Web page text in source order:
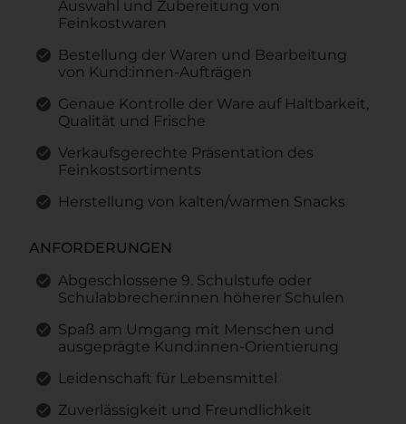
Auswahl und Zubereitung von
Feinkostwaren
Bestellung der Waren und Bearbeitung
von Kund:innen-Aufträgen
Genaue Kontrolle der Ware auf Haltbarkeit,
Qualität und Frische
Verkaufsgerechte Präsentation des
Feinkostsortiments
Herstellung von kalten/warmen Snacks
ANFORDERUNGEN
Abgeschlossene 9. Schulstufe oder
Schulabbrecher:innen höherer Schulen
Spaß am Umgang mit Menschen und
ausgeprägte Kund:innen-Orientierung
Leidenschaft für Lebensmittel
Zuverlässigkeit und Freundlichkeit